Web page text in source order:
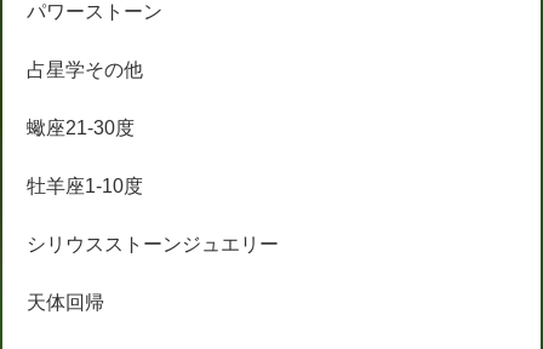
パワーストーン
占星学その他
蠍座21-30度
牡羊座1-10度
シリウスストーンジュエリー
天体回帰